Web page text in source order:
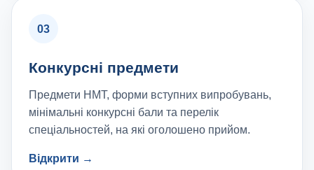
03
Конкурсні предмети
Предмети НМТ, форми вступних випробувань,
мінімальні конкурсні бали та перелік
спеціальностей, на які оголошено прийом.
Відкрити →